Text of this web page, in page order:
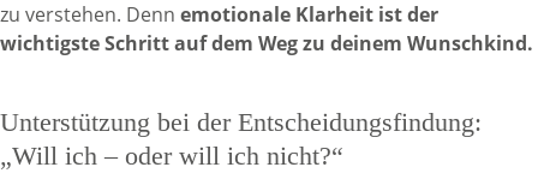
zu verstehen. Denn emotionale Klarheit ist der
wichtigste Schritt auf dem Weg zu deinem Wunschkind.
Unterstützung bei der Entscheidungsfindung:
„Will ich – oder will ich nicht?“